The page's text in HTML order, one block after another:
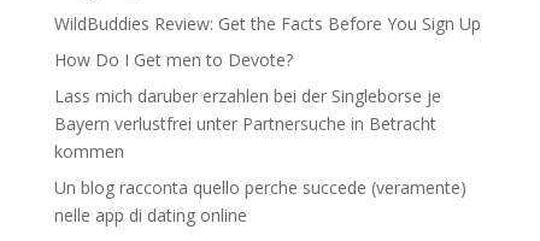
WildBuddies Review: Get the Facts Before You Sign Up
How Do I Get men to Devote?
Lass mich daruber erzahlen bei der Singleborse je
Bayern verlustfrei unter Partnersuche in Betracht
kommen
Un blog racconta quello perche succede (veramente)
nelle app di dating online